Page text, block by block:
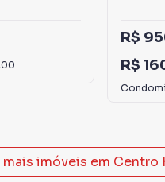
R$
R$
mais imóveis em Centro